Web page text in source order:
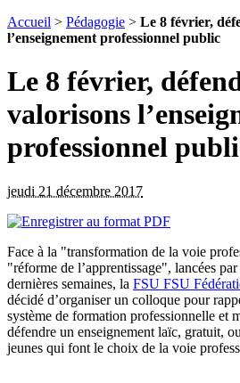
Accueil > Pédagogie > Le 8 février,
l’enseignement professionnel public
Le 8 février,
valorisons
professionnel
jeudi 21 décembre 2017
Face à la "transformation de la voie
"réforme de l’apprentissage", lancées
dernières semaines, la FSU FSU
décidé d’organiser un colloque pour
système de formation professionnelle et
défendre un enseignement laïc, gratuit,
jeunes qui font le choix de la voie